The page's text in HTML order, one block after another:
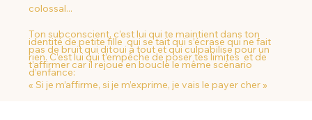
colossal...
Ton subconscient, c’est lui qui te maintient dans ton
identité de petite fille qui se tait qui s’écrase qui ne fait
pas de bruit qui ditoui à tout et qui culpabilise pour un
rien. C’est lui qui t’empêche de poser tes limites et de
t’affirmer car il rejoue en boucle le même scénario
d’enfance:
« Si je m’affirme, si je m’exprime, je vais le payer cher »